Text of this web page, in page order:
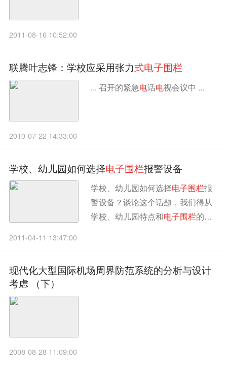
2011-08-16 10:52:00
联腾叶志锋：学校应采用张力式电子围栏
... 召开的紧急电话电视会议中 ...
2010-07-22 14:33:00
学校、幼儿园如何选择电子围栏报警设备
学校、幼儿园如何选择电子围栏报
警设备？谈论这个话题，我们得从
学校、幼儿园特点和电子围栏的特
2011-04-11 13:47:00
现代化大型国际机场周界防范系统的分析与设计
考虑 （下）
2008-08-28 11:09:00